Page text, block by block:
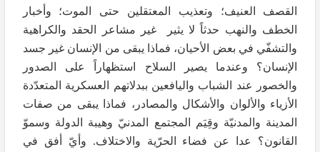
القصف العنيف؛ وتعذيب المعتقلين حتى الموت؛ وأخبار
الخطف والنهب حدثاً لا يثير غير مشاعر الحقد والكراهية
والتشفّي في بعض الأحيان، فماذا يبقى من الإنسان غير جسد
الإنسان؟ وعندما يصير السلاح استظهاراً على الصدور
والخصور عند الشباب واليافعين ببدلاتهم العسكرية المتعدّدة
الأزياء والألوان والأشكال والمصادر، فماذا يبقى من صفات
المدينة والمدنيّة وقِيَم المجتمع المدنيّ وهيبة الدولة وسموّ
القانون؟ عدا عن فضاء الحرّية والاختلاف. وأيّ أفق في